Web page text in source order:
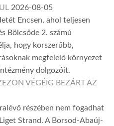
2026-08-05
Encsen, ahol teljesen
Bölcsőde 2. számú
hogy korszerűbb,
megfelelő környezet
dolgozóit.
VÉGÉIG BEZÁRT AZ
részében nem fogadhat
Strand. A Borsod-Abaúj-